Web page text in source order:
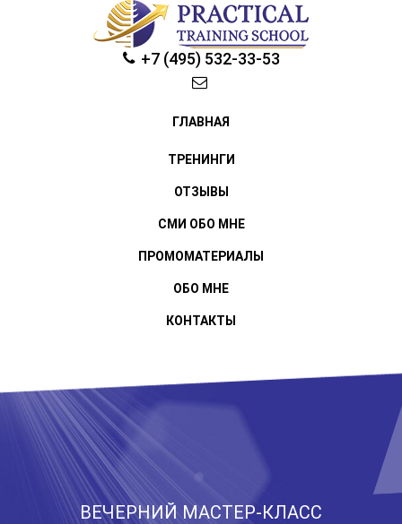
+7 (495) 532-33-53
ГЛАВНАЯ
ТРЕНИНГИ
ОТЗЫВЫ
СМИ ОБО МНЕ
ПРОМОМАТЕРИАЛЫ
ОБО МНЕ
КОНТАКТЫ
ВЕЧЕРНИЙ МАСТЕР-КЛАСС